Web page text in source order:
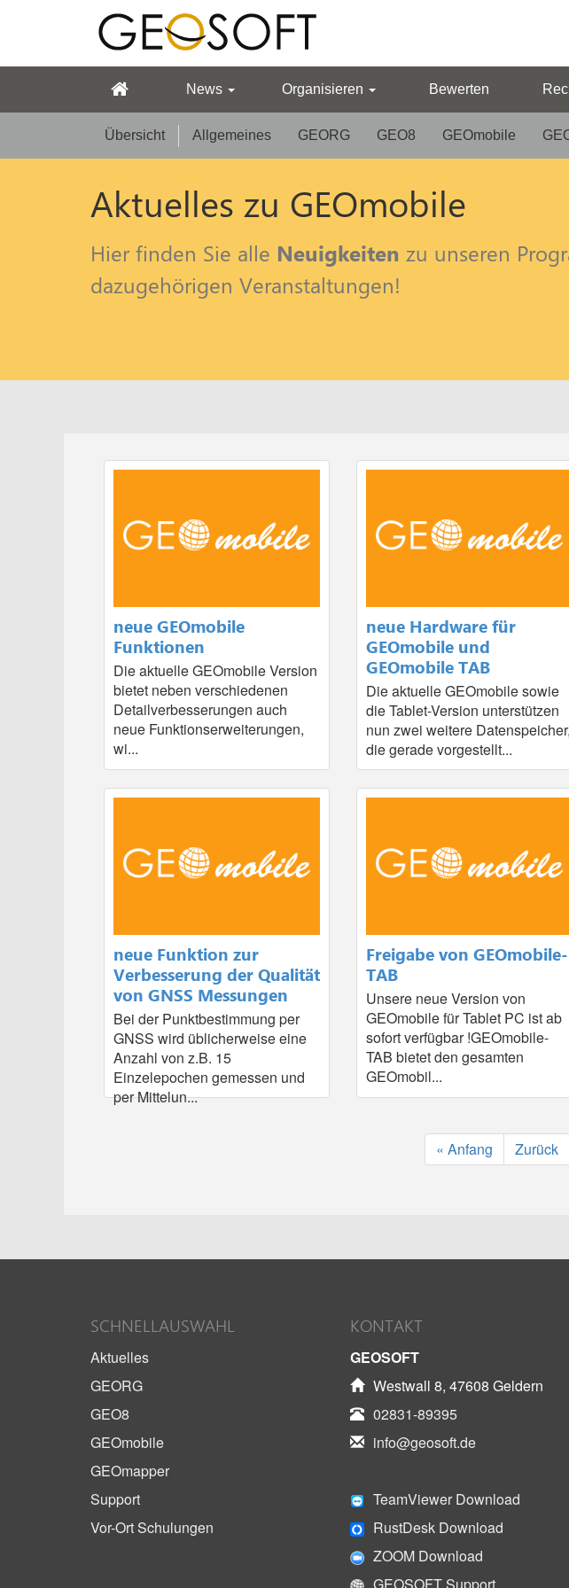
News Organisieren Bewerten
Übersicht Allgemeines GEORG GEO8 GEOmobile
Aktuelles zu GEOmobile
Hier finden Sie alle Neuigkeiten zu unseren
dazugehörigen Veranstaltungen!
neue GEOmobile
Funktionen
Die aktuelle GEOmobile Version
bietet neben verschiedenen
Detailverbesserungen auch
neue Funktionserweiterungen,
wi...
neue Hardware für
GEOmobile und
GEOmobile TAB
Die aktuelle GEOmobile sowie
die Tablet-Version unterstützen
nun zwei weitere Datenspeicher,
die gerade vorgestellt...
neue Funktion zur
Verbesserung der Qualität
von GNSS Messungen
Bei der Punktbestimmung per
GNSS wird üblicherweise eine
Anzahl von z.B. 15
Einzelepochen gemessen und
per Mittelun...
Freigabe von GEOmobile-
TAB
Unsere neue Version von
GEOmobile für Tablet PC ist ab
sofort verfügbar !GEOmobile-
TAB bietet den gesamten
GEOmobil...
« Anfang Zurück
SCHNELLAUSWAHL
Aktuelles
GEORG
GEO8
GEOmobile
GEOmapper
Support
Vor-Ort Schulungen
KONTAKT
GEOSOFT
Westwall 8, 47608 Geldern
02831-89395
info@geosoft.de
TeamViewer Download
RustDesk Download
ZOOM Download